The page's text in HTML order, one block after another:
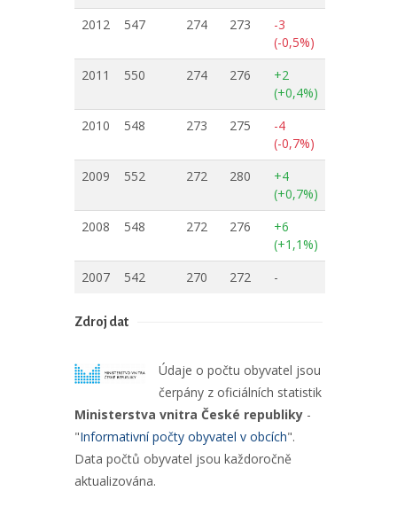
2012 547 274 273
-3
(-0,5%)
2011
550 274 276
+2
(+0,4%)
2010
548 273 275
-4
(-0,7%)
2009
552 272 280
+4
(+0,7%)
2008
548 272 276
+6
(+1,1%)
2007
542 270 272 -
Zdroj dat
Údaje o počtu obyvatel jsou
čerpány z oficiálních statistik
Ministerstva vnitra České republiky -
"Informativní počty obyvatel v obcích".
Data počtů obyvatel jsou každoročně
aktualizována.